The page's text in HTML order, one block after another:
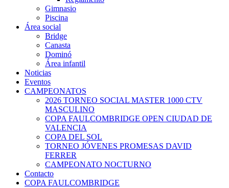
Gimnasio
Piscina
Área social
Bridge
Canasta
Dominó
Área infantil
Noticias
Eventos
CAMPEONATOS
2026 TORNEO SOCIAL MASTER 1000 CTV
MASCULINO
COPA FAULCOMBRIDGE OPEN CIUDAD DE
VALENCIA
COPA DEL SOL
TORNEO JÓVENES PROMESAS DAVID
FERRER
CAMPEONATO NOCTURNO
Contacto
COPA FAULCOMBRIDGE